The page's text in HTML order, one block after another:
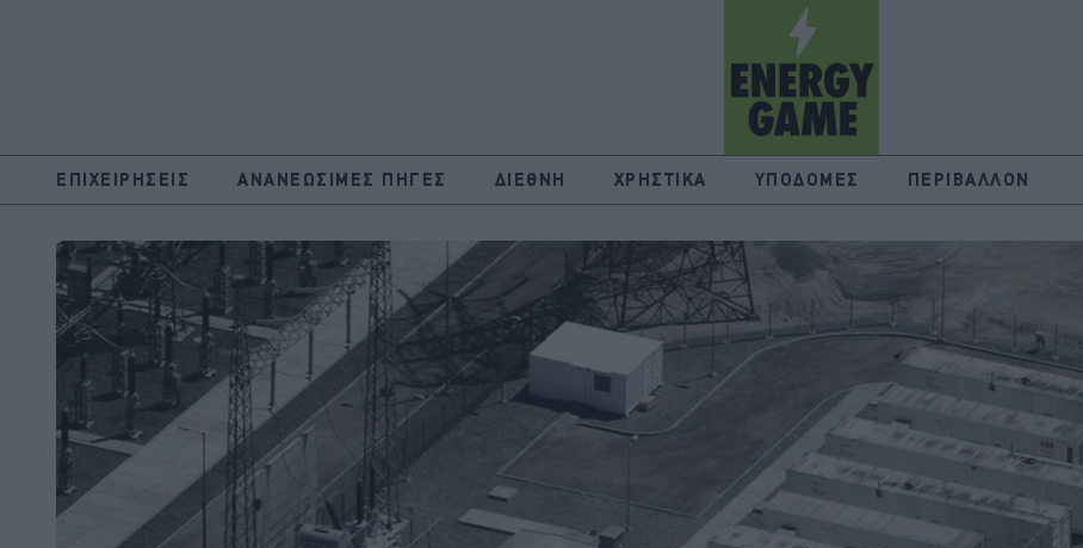
ΕΠΙΧΕΙΡΗΣΕΙΣ ΑΝΑΝΕΩΣΙΜΕΣ ΠΗΓΕΣ ΔΙΕΘΝΗ ΧΡΗΣΤΙΚΑ ΥΠΟΔΟΜΕΣ ΠΕΡΙΒΑΛΛΟΝ